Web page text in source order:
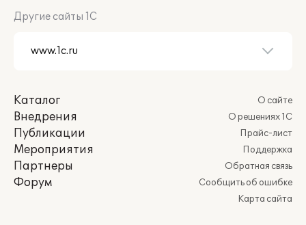
Другие сайты 1С
Каталог
Внедрения
Публикации
Мероприятия
Партнеры
Форум
О сайте
О решениях 1С
Прайс-лист
Поддержка
Обратная связь
Сообщить об ошибке
Карта сайта